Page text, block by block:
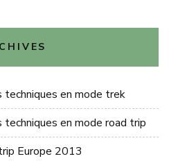
techniques en mode trek
techniques en mode road trip
Europe 2013